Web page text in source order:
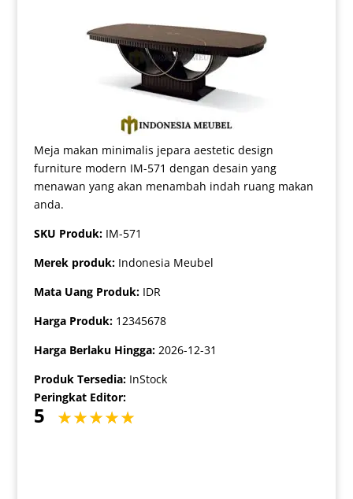
Meja makan minimalis jepara aestetic design
furniture modern IM-571 dengan desain yang
menawan yang akan menambah indah ruang makan
anda.
SKU Produk: IM-571
Merek produk: Indonesia Meubel
Mata Uang Produk: IDR
Harga Produk: 12345678
Harga Berlaku Hingga: 2026-12-31
Produk Tersedia: InStock
Peringkat Editor:
5